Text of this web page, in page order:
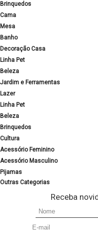
Brinquedos
Cama
Mesa
Banho
Decoração Casa
Linha Pet
Beleza
Jardim e Ferramentas
Lazer
Linha Pet
Beleza
Brinquedos
Cultura
Acessório Feminino
Acessório Masculino
Pijamas
Outras Categorias
Receba